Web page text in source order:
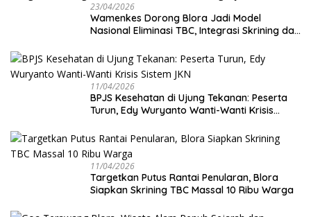
23/04/2026
Wamenkes Dorong Blora Jadi Model
Nasional Eliminasi TBC, Integrasi Skrining dan
11/04/2026
BPJS Kesehatan di Ujung Tekanan: Peserta
Turun, Edy Wuryanto Wanti-Wanti Krisis
11/04/2026
‎Targetkan Putus Rantai Penularan, Blora
Siapkan Skrining TBC Massal 10 Ribu Warga